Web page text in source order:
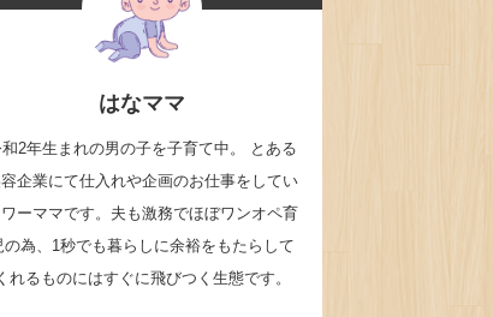
はなママ
2年生まれの男の子を子育て中。 とある
企業にて仕入れや企画のお仕事をしてい
ーママです。夫も激務でほぼワンオペ育
の為、1秒でも暮らしに余裕をもたらして
れるものにはすぐに飛びつく生態です。